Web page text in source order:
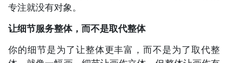
专注就没有对象。
让细节服务整体，而不是取代整体
你的细节是为了让整体更丰富，而不是为了取代整